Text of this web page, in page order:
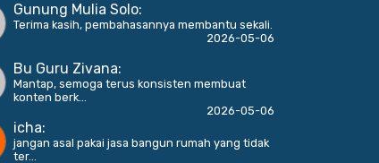
Gunung Mulia Solo:
Terima kasih, pembahasannya membantu sekali.
2026-05-06
Bu Guru Zivana:
Mantap, semoga terus konsisten membuat
konten berk...
2026-05-06
icha:
jangan asal pakai jasa bangun rumah yang tidak
ter...